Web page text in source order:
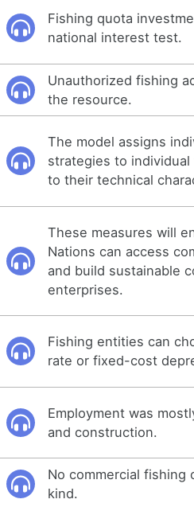
Fishing quota
national interest test.
Unauthorized fishing
the resource.
The model assigns
strategies to
to their technical
These measures will
Nations can access
and build sustainable
enterprises.
Fishing entities can
rate or fixed-cost
Employment was
and construction.
No commercial fishing
kind.